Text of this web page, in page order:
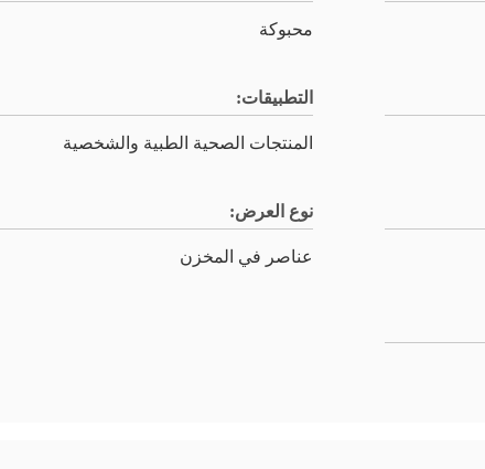
محبوكة
التطبيقات:
المنتجات الصحية الطبية والشخصية
نوع العرض:
عناصر في المخزن